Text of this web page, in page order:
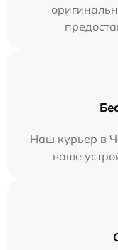
Наш курьер в
ваше